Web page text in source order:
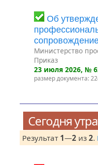
Об
Министерство
Приказ
23 июля 2026, №
размер документа:
Сегодня
Результат 1—2 из 2.